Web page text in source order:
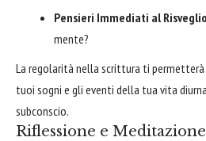
Pensieri Immediati al
mente?
La regolarità nella scrittura ti
tuoi sogni e gli eventi della tua vita
subconscio.
Riflessione e